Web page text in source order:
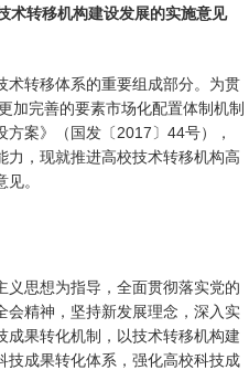
术转移机构建设发展的实施意见
转移体系的重要组成部分。为贯
加完善的要素市场化配置体制机制
案》（国发〔2017〕44号），
力，现就推进高校技术转移机构高
。
思想为指导，全面贯彻落实党的
会精神，坚持新发展理念，深入实
成果转化机制，以技术转移机构建
技成果转化体系，强化高校科技成